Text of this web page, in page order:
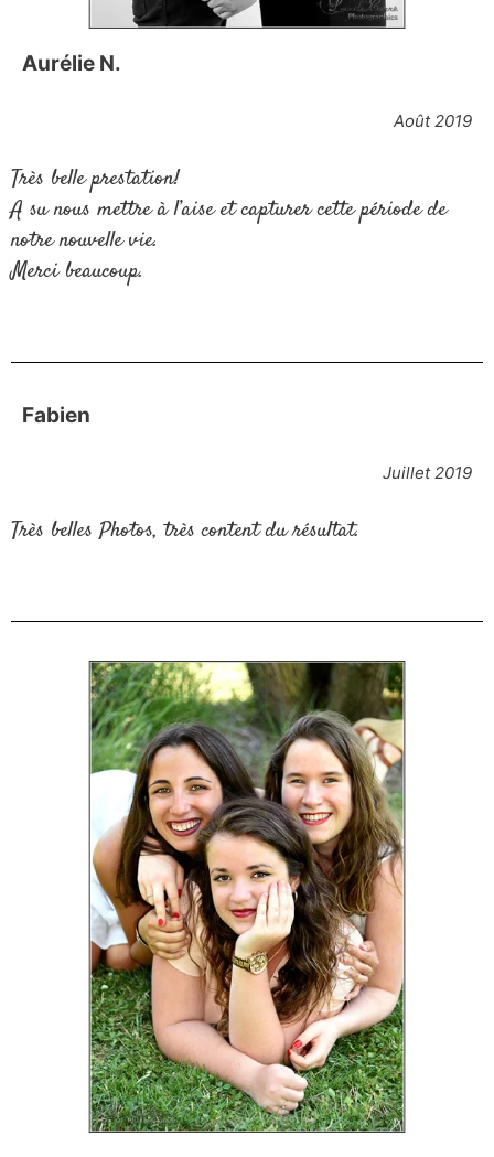
Aurélie N.
Août 2019
Très belle prestation!
A su nous mettre à l’aise et capturer cette période de
notre nouvelle vie.
Merci beaucoup.
Fabien
Juillet 2019
Très belles Photos, très content du résultat.